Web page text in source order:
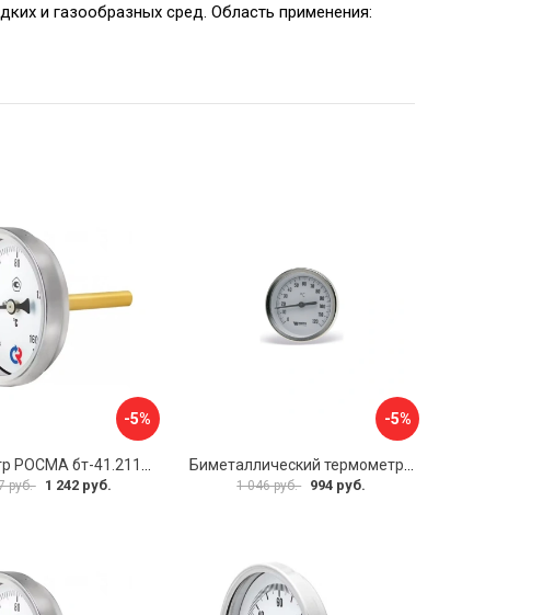
и газообразных сред. Область применения:
-5%
руб. 1 242 руб.
-5%
1 046 руб. 994 руб.